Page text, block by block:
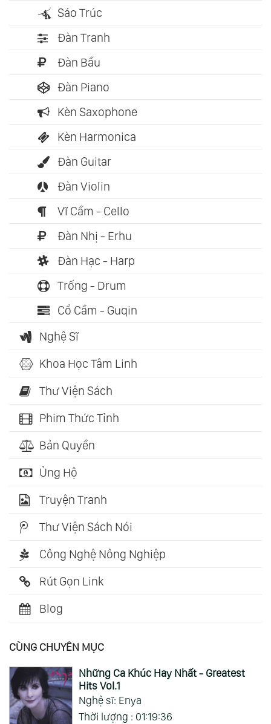
Sáo Trúc
Đàn Tranh
Đàn Bầu
Đàn Piano
Kèn Saxophone
Kèn Harmonica
Đàn Guitar
Đàn Violin
Vĩ Cầm - Cello
Đàn Nhị - Erhu
Đàn Hạc - Harp
Trống - Drum
Cổ Cầm - Guqin
Nghệ Sĩ
Khoa Học Tâm Linh
Thư Viện Sách
Phim Thức Tỉnh
Bản Quyền
Ủng Hộ
Truyện Tranh
Thư Viện Sách Nói
Công Nghệ Nông Nghiệp
Rút Gọn Link
Blog
CÙNG CHUYÊN MỤC
Những Ca Khúc Hay Nhất - Greatest
Hits Vol.1
Nghệ sĩ: Enya
Thời lượng : 01:19:36